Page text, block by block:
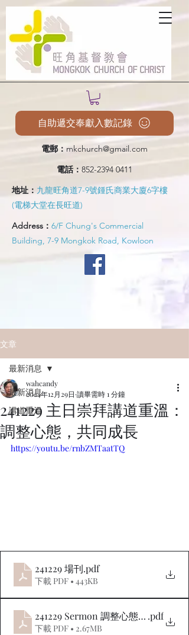
電郵： mkchurch@gmail.com
電話： 852-2394 0411
地址： 九龍旺角道7-9號鍾氏商業大廈6字樓
(電梯大堂在長旺道)
Address： 6/F Chung's Commercial
Building, 7-9 Mongkok Road, Kowloon
自助遞交奉獻入數記錄
文章
最新消息
講道重溫
最新消息
241229 主日崇拜講道重溫：
調整心態，共同成長
wahcandy
2024年12月29日 讀畢需時 1 分鐘
https://youtu.be/rnbZMTaatTQ
241229 場刊.pdf
下載 PDF • 443KB
241229 Sermon 調整心態，共同成長
.pdf
下載 PDF • 2.67MB